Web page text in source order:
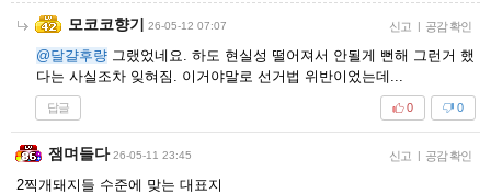
모코코향기 26-05-12 07:07 신고 | 공감 확인
@달걀후량 그랬었네요. 하도 현실성 떨어져서 안될게 뻔해 그런거 했
다는 사실조차 잊혀짐. 이거야말로 선거법 위반이었는데...
답글 0
0
잼며들다 26-05-11 23:45 신고 | 공감 확인
2찍개돼지들 수준에 맞는 대표지